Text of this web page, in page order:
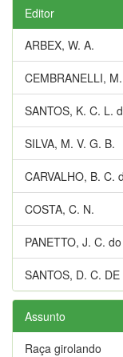
Editor
ARBEX, W. A.
CEMBRANELLI,
SANTOS, K. C. L.
SILVA, M. V. G. B.
CARVALHO, B. C.
COSTA, C. N.
PANETTO, J. C.
SANTOS, D. C. DE
Assunto
Raça girolando